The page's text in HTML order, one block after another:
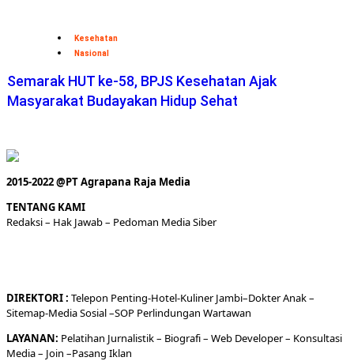
Kesehatan
Nasional
Semarak HUT ke-58, BPJS Kesehatan Ajak
Masyarakat Budayakan Hidup Sehat
2015-2022 @PT Agrapana Raja Media
TENTANG KAMI
Redaksi– Hak Jawab – Pedoman Media Siber
DIREKTORI: Telepon Penting-Hotel-KulinerJambi–DokterAnak –
Sitemap-Media Sosial –SOP Perlindungan Wartawan
LAYANAN: Pelatihan Jurnalistik – Biografi– Web Developer– Konsultasi
Media– Join –Pasang Iklan